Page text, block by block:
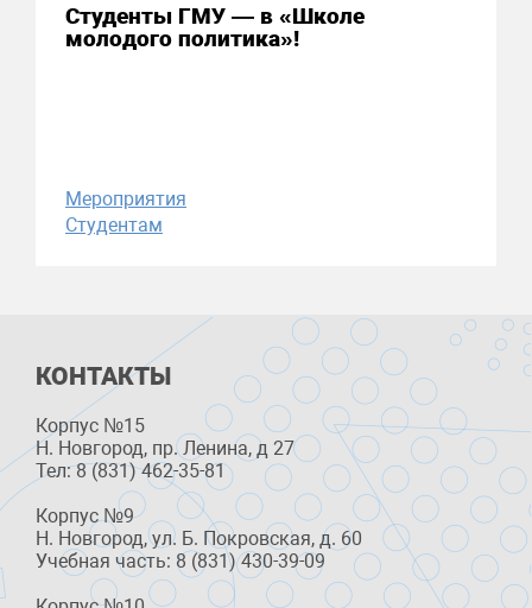
Студенты ГМУ — в «Школе
молодого политика»!
Мероприятия
Студентам
КОНТАКТЫ
Корпус №15
Н. Новгород, пр. Ленина, д 27
Тел: 8 (831) 462-35-81
Корпус №9
Н. Новгород, ул. Б. Покровская, д. 60
Учебная часть: 8 (831) 430-39-09